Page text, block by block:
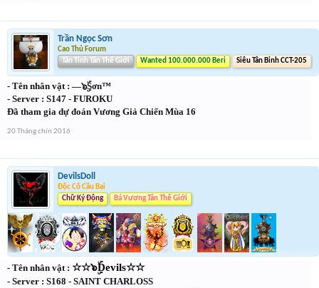
Trần Ngọc Sơn
Cao Thủ Forum
Tân Tinh Tân Thế Giới
Wanted 100.000.000 Beri Siêu Tân Binh CCT-205
- Tên nhân vật : —๖ۣۜSơn™
- Server : S147 - FUROKU
Đã tham gia dự đoán Vương Giả Chiến Mùa 16
20 Tháng chín 2016
DevilsDoll
Độc Cô Cầu Bại
Chữ Ký Động
Bá Vương Tân Thế Giới
- Tên nhân vật : ☆☆๖ۣۜDevils☆☆
- Server : S168 - SAINT CHARLOSS